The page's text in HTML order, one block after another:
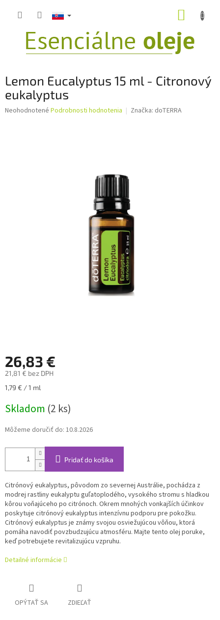
Lemon Eucalyptus 15 ml - Citronový
eukalyptus
Priemerné
Neohodnotené Podrobnosti hodnotenia Značka: doTERRA
26,83 €
21,81 € bez DPH
Jednotková
1,79 € / 1 ml
Skladom (2 ks)
Môžeme doručiť do: 10.8.2026
Pridať do košíka
Citrónový eukalyptus, pôvodom zo severnej Austrálie, pochádza z
modrej rastliny eukalyptu guľatoplodého, vysokého stromu s hladkou
kôrou voňajúceho po citrónoch. Okrem mnohých vonkajších účinkov
poskytuje citrónový eukalyptus intenzívnu podporu pre pokožku.
Citrónový eukalyptus je známy svojou osviežujúcou vôňou, ktorá
pomáha navodiť povzbudzujúcu atmosféru. Majte tento olej poruke,
keď potrebujete revitalizujúcu vzpruhu.
Detailné informácie
OPÝTAŤ SA ZDIEĽAŤ